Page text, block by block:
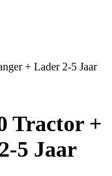
+ Lader 2-5 Jaar
Tractor +
5 Jaar